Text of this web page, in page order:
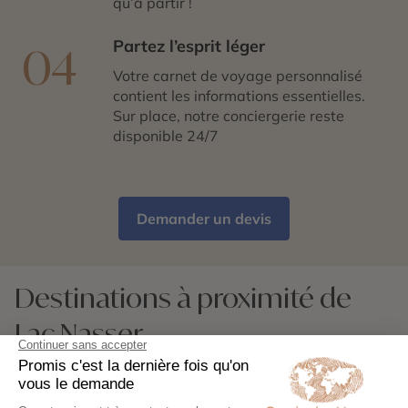
expérience rare.
personnalisables incluant une croisière sur le lac
Nasser, avec guides francophones et services haut de
gamme. Laissez-vous porter par la magie du Sud
égyptien et vivez un voyage d’exception.
04 Partez l’esprit léger
Votre carnet de voyage personnalisé
contient les informations essentielles.
Sur place, notre conciergerie reste
disponible 24/7
Demander un devis
Destinations à proximité de
Lac Nasser